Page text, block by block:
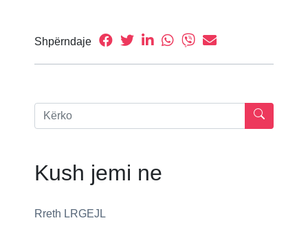
Shpërndaje
Kush jemi ne
Rreth LRGEJL